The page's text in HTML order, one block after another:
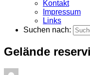
Kontakt
Impressum
Links
Suchen nach:
Gelände